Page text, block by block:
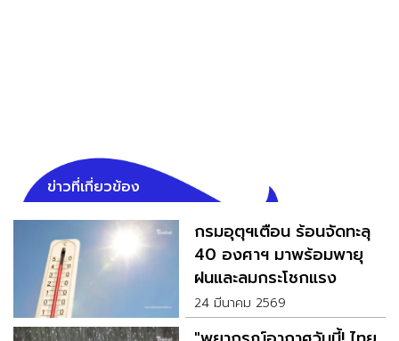
ข่าวที่เกี่ยวข้อง
กรมอุตุฯเตือน ร้อนจัดทะลุ
40 องศาฯ มาพร้อมพายุ
ฝนและลมกระโชกแรง
24 มีนาคม 2569